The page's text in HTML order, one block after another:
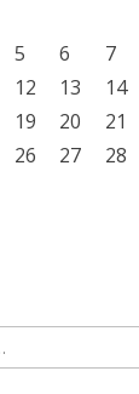
5 6 7
12 13 14
19 20 21
26 27 28